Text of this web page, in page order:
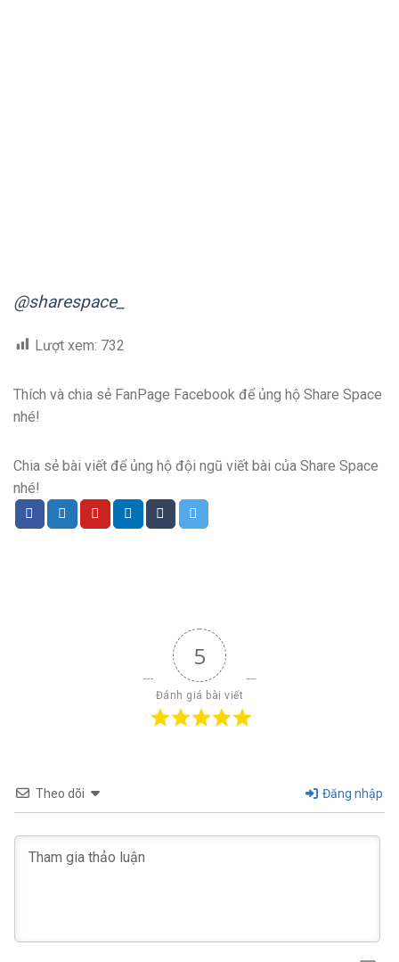
@sharespace_
Lượt xem: 732
Thích và chia sẻ FanPage Facebook để ủng hộ Share Space
nhé!
Chia sẻ bài viết để ủng hộ đội ngũ viết bài của Share Space
nhé!
5
Đánh giá bài viết
Theo dõi Đăng nhập